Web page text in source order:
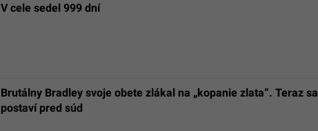
V cele sedel 999 dní
Brutálny Bradley svoje obete zlákal na „kopanie zlata“. Teraz sa
postaví pred súd